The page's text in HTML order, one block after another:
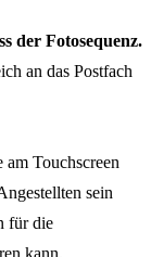
der Fotosequenz.
an das Postfach
Touchscreen
sein
für die
kann.